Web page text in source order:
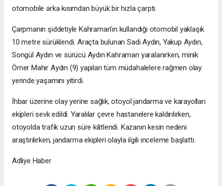
otomobile arka kısımdan büyük bir hızla çarptı.
Çarpmanın şiddetiyle Kahraman’ın kullandığı otomobil yaklaşık
10 metre sürüklendi. Araçta bulunan Sadi Aydın, Yakup Aydın,
Songül Aydın ve sürücü Aydın Kahraman yaralanırken, minik
Ömer Mahir Aydın (9) yapılan tüm müdahalelere rağmen olay
yerinde yaşamını yitirdi.
İhbar üzerine olay yerine sağlık, otoyol jandarma ve karayolları
ekipleri sevk edildi. Yaralılar çevre hastanelere kaldırılırken,
otoyolda trafik uzun süre kilitlendi. Kazanın kesin nedeni
araştırılırken, jandarma ekipleri olayla ilgili inceleme başlattı.
Adliye Haber